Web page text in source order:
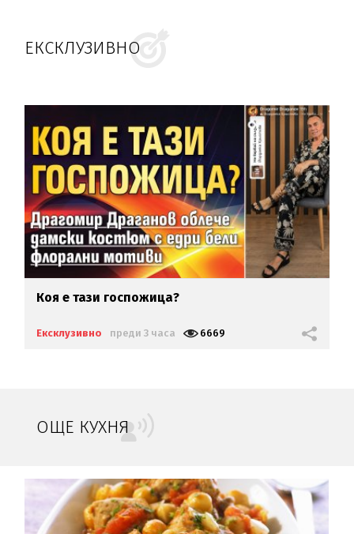
ЕКСКЛУЗИВНО
Коя е тази госпожица?
Ексклузивно преди 3 часа 6669
ОЩЕ КУХНЯ